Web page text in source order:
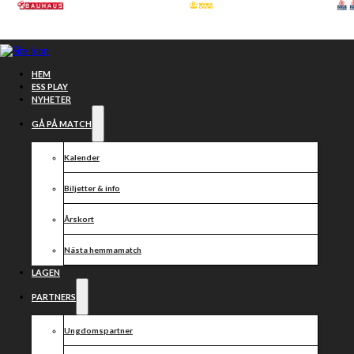
Hoppa till huvudinnehåll
HEM
ESS PLAY
NYHETER
GÅ PÅ MATCH
Kalender
Biljetter & info
Årskort
Nästa hemmamatch
LAGEN
PARTNERS
Ungdomspartner
Medlemsmöte
14 augusti kl